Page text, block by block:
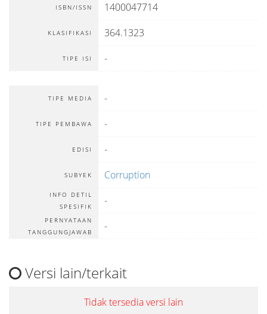
ISBN/ISSN 1400047714
KLASIFIKASI 364.1323
TIPE ISI -
TIPE MEDIA -
TIPE PEMBAWA -
EDISI -
SUBYEK Corruption
INFO DETIL
SPESIFIK
-
PERNYATAAN
TANGGUNGJAWAB
-
Versi lain/terkait
Tidak tersedia versi lain